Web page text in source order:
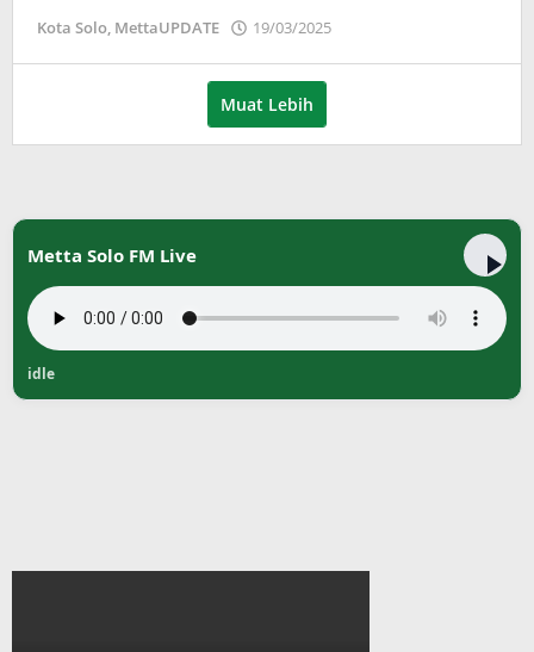
Kota Solo, MettaUPDATE 19/03/2025
Muat Lebih
Metta Solo FM Live
idle